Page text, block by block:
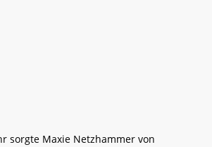
sorgte Maxie Netzhammer von